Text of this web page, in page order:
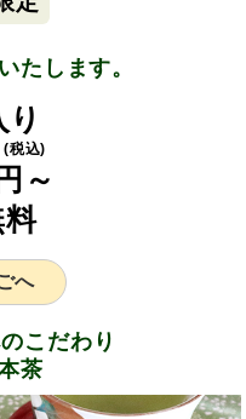
たします。
円～
(税込)
へ
こだわり
茶